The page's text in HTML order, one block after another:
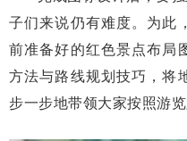
子们来说仍有难度。为此
前准备好的红色景点布局
方法与路线规划技巧，将
步一步地带领大家按照游